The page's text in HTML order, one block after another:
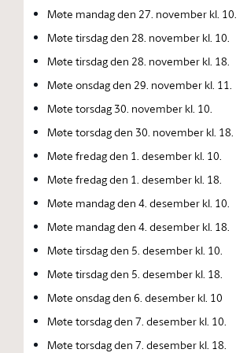
Møte mandag den 27. november kl. 10.
Møte tirsdag den 28. november kl. 10.
Møte tirsdag den 28. november kl. 18.
Møte onsdag den 29. november kl. 11.
Møte torsdag 30. november kl. 10.
Møte torsdag den 30. november kl. 18.
Møte fredag den 1. desember kl. 10.
Møte fredag den 1. desember kl. 18.
Møte mandag den 4. desember kl. 10.
Møte mandag den 4. desember kl. 18.
Møte tirsdag den 5. desember kl. 10.
Møte tirsdag den 5. desember kl. 18.
Møte onsdag den 6. desember kl. 10
Møte torsdag den 7. desember kl. 10.
Møte torsdag den 7. desember kl. 18.